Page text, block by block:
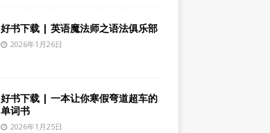
好书下载 | 英语魔法师之语法俱乐部
2026年1月26日
好书下载 | 一本让你寒假弯道超车的
单词书
2026年1月25日